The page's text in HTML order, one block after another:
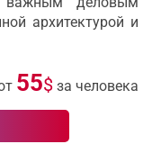
архитектурой и
55$ за человека